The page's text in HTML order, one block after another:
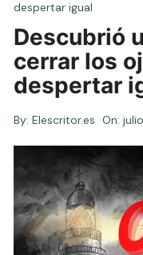
despertar igual
Descubrió
cerrar los
despertar
By: Elescritor.es On: